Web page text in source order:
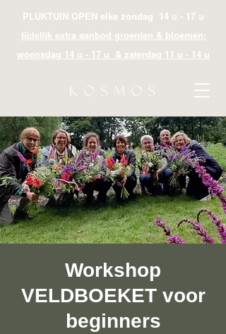
PLUKTUIN OPEN elke zondag 14 u - 17 u
tijdelijk extra aanbod groenten & bloemen:
woensdag 14 u - 17 u & zaterdag 11 u - 14 u
Workshop
VELDBOEKET voor
beginners